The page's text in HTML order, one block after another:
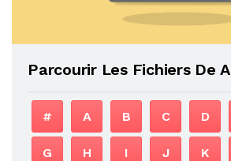
Parcourir Les Fichiers De A
# A B C D
G H I J K